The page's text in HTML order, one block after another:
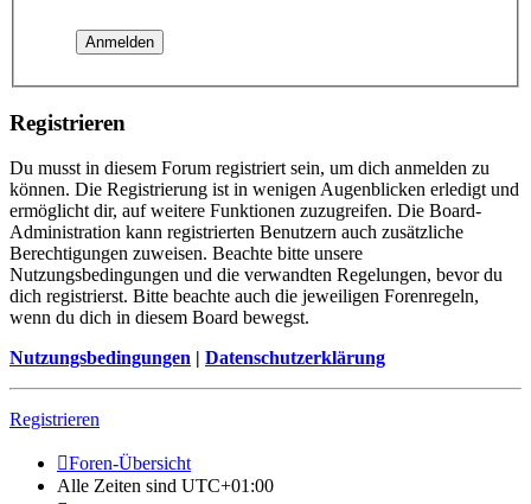
Registrieren
Du musst in diesem Forum registriert sein, um dich anmelden zu
können. Die Registrierung ist in wenigen Augenblicken erledigt und
ermöglicht dir, auf weitere Funktionen zuzugreifen. Die Board-
Administration kann registrierten Benutzern auch zusätzliche
Berechtigungen zuweisen. Beachte bitte unsere
Nutzungsbedingungen und die verwandten Regelungen, bevor du
dich registrierst. Bitte beachte auch die jeweiligen Forenregeln,
wenn du dich in diesem Board bewegst.
Nutzungsbedingungen | Datenschutzerklärung
Registrieren
Foren-Übersicht
Alle Zeiten sind UTC+01:00